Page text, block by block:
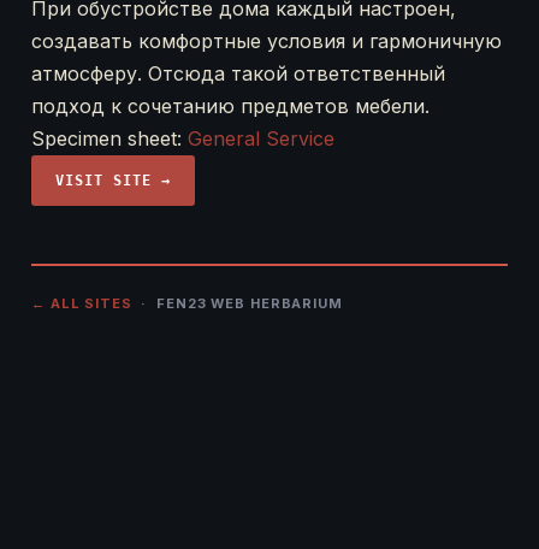
При обустройстве дома каждый настроен,
создавать комфортные условия и гармоничную
атмосферу. Отсюда такой ответственный
подход к сочетанию предметов мебели.
Specimen sheet: General Service
VISIT SITE →
← ALL SITES · FEN23 WEB HERBARIUM